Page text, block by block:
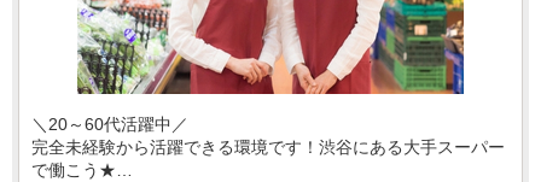
＼20～60代活躍中／
完全未経験から活躍できる環境です！渋谷にある大手スーパー
で働こう★